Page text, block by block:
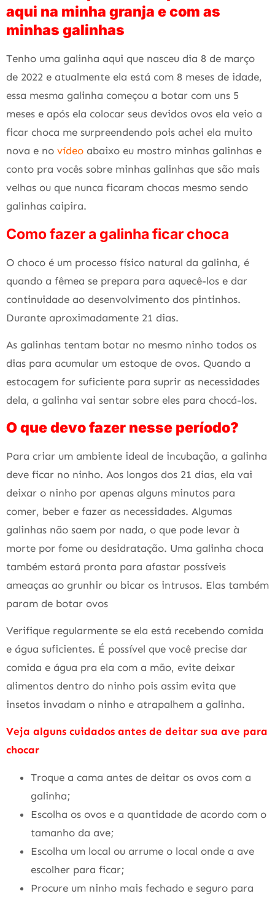
aqui na minha granja e com as
minhas galinhas
Tenho uma galinha aqui que nasceu dia 8 de março
de 2022 e atualmente ela está com 8 meses de idade,
essa mesma galinha começou a botar com uns 5
meses e após ela colocar seus devidos ovos ela veio a
ficar choca me surpreendendo pois achei ela muito
nova e no vídeo abaixo eu mostro minhas galinhas e
conto pra vocês sobre minhas galinhas que são mais
velhas ou que nunca ficaram chocas mesmo sendo
galinhas caipira.
Como fazer a galinha ficar choca
O choco é um processo físico natural da galinha, é
quando a fêmea se prepara para aquecê-los e dar
continuidade ao desenvolvimento dos pintinhos.
Durante aproximadamente 21 dias.
As galinhas tentam botar no mesmo ninho todos os
dias para acumular um estoque de ovos. Quando a
estocagem for suficiente para suprir as necessidades
dela, a galinha vai sentar sobre eles para chocá-los.
O que devo fazer nesse período?
Para criar um ambiente ideal de incubação, a galinha
deve ficar no ninho. Aos longos dos 21 dias, ela vai
deixar o ninho por apenas alguns minutos para
comer, beber e fazer as necessidades. Algumas
galinhas não saem por nada, o que pode levar à
morte por fome ou desidratação. Uma galinha choca
também estará pronta para afastar possíveis
ameaças ao grunhir ou bicar os intrusos. Elas também
param de botar ovos
Verifique regularmente se ela está recebendo comida
e água suficientes. É possível que você precise dar
comida e água pra ela com a mão, evite deixar
alimentos dentro do ninho pois assim evita que
insetos invadam o ninho e atrapalhem a galinha.
Veja alguns cuidados antes de deitar sua ave para
chocar
Troque a cama antes de deitar os ovos com a
galinha;
Escolha os ovos e a quantidade de acordo com o
tamanho da ave;
Escolha um local ou arrume o local onde a ave
escolher para ficar;
Procure um ninho mais fechado e seguro para